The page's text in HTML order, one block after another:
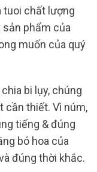
tuoi chất lượng
phẩm của
muốn của quý
bi lụy, chúng
cần thiết. Vì núm,
tiếng & đúng
bó hoa của
đúng thời khắc.